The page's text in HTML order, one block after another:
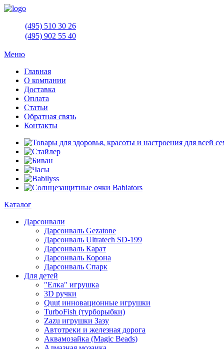
(495) 510 30 26
(495) 902 55 40
Меню
Главная
О компании
Доставка
Оплата
Статьи
Обратная связь
Контакты
Каталог
Дарсонвали
Дарсонваль Gezatone
Дарсонваль Ultratech SD-199
Дарсонваль Карат
Дарсонваль Корона
Дарсонваль Спарк
Для детей
"Елка" игрушка
3D ручки
Quut инновационные игрушки
TurboFish (турборыбки)
Zazu игрушки Зазу
Автотреки и железная дорога
Аквамозайка (Magic Beads)